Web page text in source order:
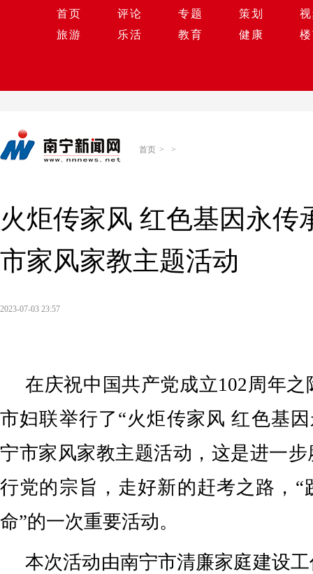
首页 评论 专题 策划
旅游
乐活 教育 健康
首页 > >
火炬传家风 红色基因永
市家风家教主题活动
2023-07-03 23:57
在庆祝中国共产党成立102周年
市妇联举行了“火炬传家风 红色基因
宁市家风家教主题活动，这是进一
行党的宗旨，走好新的赶考之路，“
命”的一次重要活动。
本次活动由南宁市清廉家庭建设